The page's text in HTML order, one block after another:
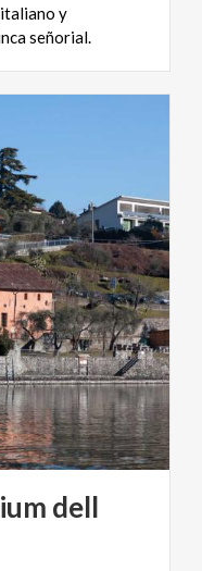
y
señorial.
dell